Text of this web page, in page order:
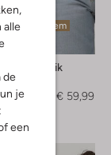
alle
de
je
een
Laatste item
Antik Batik
Blouse
€ 149,95
€ 59,99